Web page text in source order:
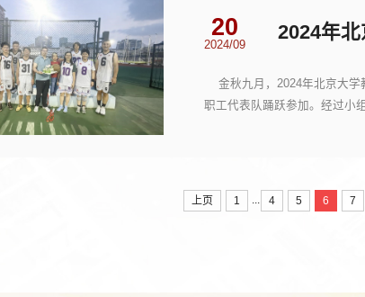
20
2024/09
2024年
金秋九月，2024年北京大学
职工代表队踊跃参加。经过小
上页 1 ... 4 5 6 7